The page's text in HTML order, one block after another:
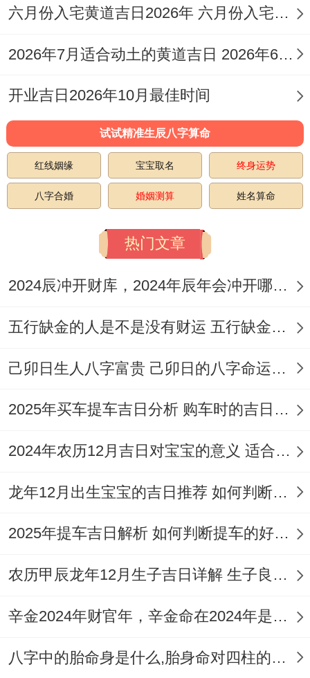
用此日.
进人口、作灶、纳畜、造畜稠
:安床、动土、安葬、开生坟、合寿木
吉时:巳时（09:00-11:00）、午时（11：00-
13:00）
：适合短期商务考察、财务相关出
行，或为工作而搬迁.
研究:此日值神为天牢（黑道日），但事项上
宜“出行”。冲虎煞南，生肖属虎者需避开此
日期：8月16日（星期日,农历七月初四）
宜:纳采、订盟、开光、出行、解除、安香、
出火、拆卸、入宅、移徙、修造、上梁、安
忌：伐木、谢土、行丧、祭祀、作灶、动
土、破土、安葬、祈福
：辰时（07:00-09:00）、申时（15：
适合人群：非常适合因工作调动、乔迁新居
而产生的长途搬家或远行；也利于团队建设
六月份入宅黄道吉日2026年 六月份入宅黄道吉日查询
2026年7月适合动土的黄道吉日 2026年6月动土的黄道吉日
开业吉日2026年10月最佳时间
试试精准生辰八字算命
红线姻缘 宝宝取名 终身运势
八字合婚 婚姻测算 姓名算命
热门文章
2024辰冲开财库，2024年辰年会冲开哪些人的财库
五行缺金的人是不是没有财运 五行缺金的人命运好不好
己卯日生人八字富贵 己卯日的八字命运如何
2025年买车提车吉日分析 购车时的吉日与禁忌
2024年农历12月吉日对宝宝的意义 适合龙年宝宝出生的日子有哪些
龙年12月出生宝宝的吉日推荐 如何判断吉日是否适合宝宝
2025年提车吉日解析 如何判断提车的好日子
农历甲辰龙年12月生子吉日详解 生子良辰的影响因素
辛金2024年财官年，辛金命在2024年是财官年还是财印年
八字中的胎命身是什么,胎身命对四柱的影响